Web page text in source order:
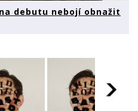
na debutu nebojí obnažit